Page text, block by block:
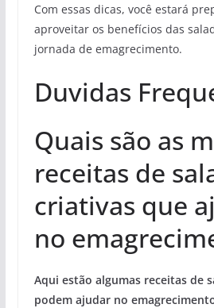
Com essas dicas, você estará
aproveitar os benefícios das
jornada de emagrecimento.
Duvidas
Quais são as
receitas de
criativas que
no
Aqui estão algumas receitas de
podem ajudar no